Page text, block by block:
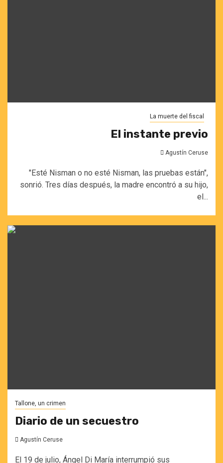
La muerte del fiscal
El instante previo
Agustín Ceruse
"Esté Nisman o no esté Nisman, las pruebas están",
sonrió. Tres días después, la madre encontró a su hijo,
el...
Tallone, un crimen
Diario de un secuestro
Agustín Ceruse
El 19 de julio, Ángel Di María interrumpió sus